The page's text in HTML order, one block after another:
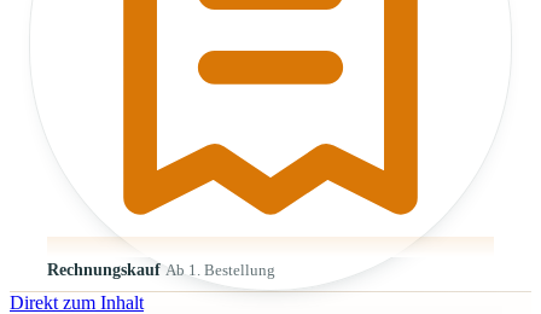
Rechnungskauf Ab 1. Bestellung
Direkt zum Inhalt